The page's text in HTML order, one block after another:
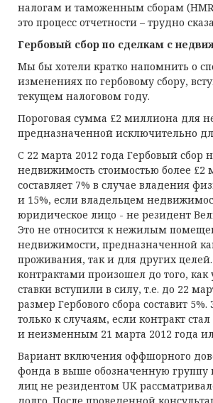
налогам и таможенным сборам
это процесс отчетности – трудно
Гербовый сбор по сделкам с
Мы бы хотели кратко напомнить о
изменениях по гербовому сбору,
текущем налоговом году.
Пороговая сумма £2 миллиона для
предназначенной исключительно
C 22 марта 2012 года Гербовый сбор
недвижимость стоимостью более £2
составляет 7% в случае владения
и 15%, если владельцем
юридическое лицо - не резидент
Это не относится к нежилым
недвижимости, предназначенной
проживания, так и для других
контрактами произошел до того,
ставки вступили в силу, т.е. до 22
размер Гербового сбора составит 5%.
только к случаям, если контракт
и неизменным 21 марта 2012 года
Вариант включения оффшорного
фонда в выше обозначенную
лиц не резидентом UK